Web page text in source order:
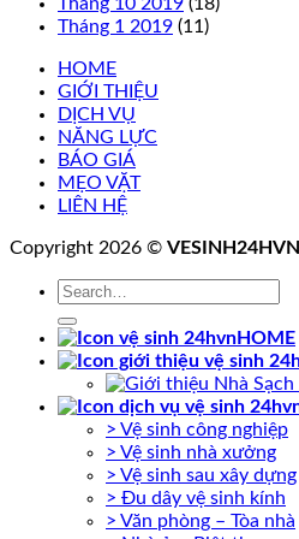
Tháng 1 2019 (11)
HOME
GIỚI THIỆU
DỊCH VỤ
NĂNG LỰC
BÁO GIÁ
MẸO VẶT
LIÊN HỆ
Copyright 2026 © VESINH24HVN
HOME
> Vệ sinh công nghiệp
> Vệ sinh nhà xưởng
> Vệ sinh sau xây dựng
> Đu dây vệ sinh kính
> Văn phòng – Tòa nhà